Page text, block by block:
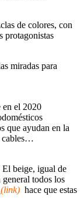
de colores, con
protagonistas
miradas para
en el 2020
que ayudan en la
cables…
El beige, igual de
todos los
(link) hace que estas